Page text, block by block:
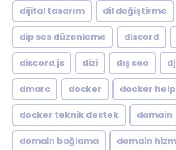
dijital tasarım dil değiştirme
dip ses düzenleme discord
discord.js dizi dış seo
dmarc docker docker
docker teknik destek domain
domain bağlama domain